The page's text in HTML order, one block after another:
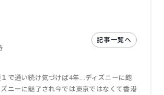
記事一覧へ
で通い続け気づけば4年...ディズニーに飽
ニーに魅了され今では東京ではなくて香港